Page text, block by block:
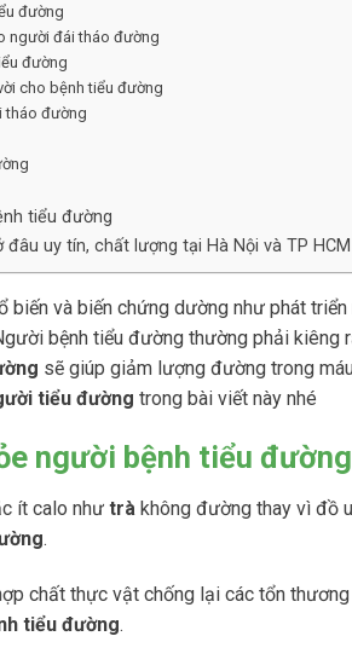
đường
người đái tháo đường
đường
cho bệnh tiểu đường
tháo đường
tiểu đường
uy tín, chất lượng tại Hà Nội và TP HCM
biến và biến chứng dường như phát
bệnh tiểu đường thường phải kiêng
sẽ giúp giảm lượng đường trong
tiểu đường trong bài viết này nhé
người bệnh tiểu
ít calo như trà không đường thay vì đồ
.
chất thực vật chống lại các tổn
tiểu đường.